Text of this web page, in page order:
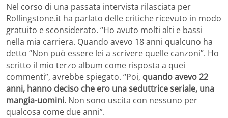
Nel corso di una passata intervista rilasciata per
Rollingstone.it ha parlato delle critiche ricevuto in modo
gratuito e sconsiderato. “Ho avuto molti alti e bassi
nella mia carriera. Quando avevo 18 anni qualcuno ha
detto “Non può essere lei a scrivere quelle canzoni”. Ho
scritto il mio terzo album come risposta a quei
commenti”, avrebbe spiegato. “Poi, quando avevo 22
anni, hanno deciso che ero una seduttrice seriale, una
mangia-uomini. Non sono uscita con nessuno per
qualcosa come due anni”.